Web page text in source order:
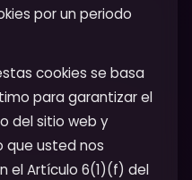
por un periodo
cookies se basa
para garantizar el
del sitio web y
que usted nos
el Artículo 6(1)(f) del